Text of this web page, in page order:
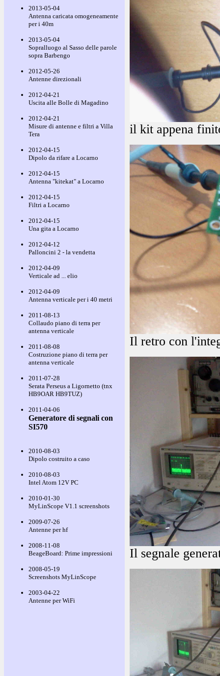
2013-05-04
Antenna caricata omogeneamente
per i 40m
2013-05-04
Sopralluogo al Sasso delle parole
sopra Barbengo
2012-05-26
Antenne direzionali
2012-04-21
Uscita alle Bolle di Magadino
2012-04-21
Misure di antenne e filtri a Villa
Tera
2012-04-15
Dipolo da rifare a Locarno
2012-04-15
Antenna "kitekat" a Locarno
2012-04-15
Filtri a Locarno
2012-04-15
Una gita a Locarno
2012-04-12
Palloncini 2 - la vendetta
2012-04-09
Verticale ad ... elio
2012-04-09
Antenna verticale per i 40 metri
2011-08-13
Collaudo piano di terra per
antenna verticale
2011-08-08
Costruzione piano di terra per
antenna verticale
2011-07-28
Serata Perseus a Ligornetto (tnx
HB9OAR HB9TUZ)
2011-04-06
Generatore di segnali con
SI570
2010-08-03
Dipolo costruito a caso
2010-08-03
Intel Atom 12V PC
2010-01-30
MyLinScope V1.1 screenshots
2009-07-26
Antenne per hf
2008-11-08
BeageBoard: Prime impressioni
2008-05-19
Screenshots MyLinScope
2003-04-22
Antenne per WiFi
il kit appena
Il retro con
Il segnale